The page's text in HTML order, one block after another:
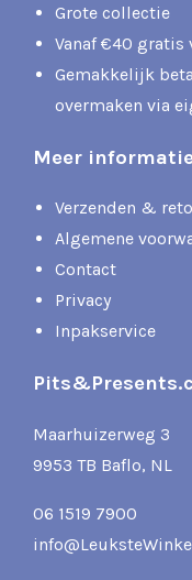
Grote collectie
Vanaf €40 gratis
Gemakkelijk
overmaken via
Meer informatie
Verzenden &
Algemene
Contact
Privacy
Inpakservice
Maarhuizerweg 3
9953 TB Baflo, NL
06 1519 7900